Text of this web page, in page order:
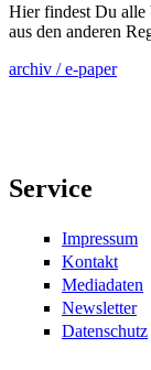
Hier findest Du alle
aus den anderen
archiv / e-paper
Service
Impressum
Kontakt
Mediadaten
Newsletter
Datenschutz